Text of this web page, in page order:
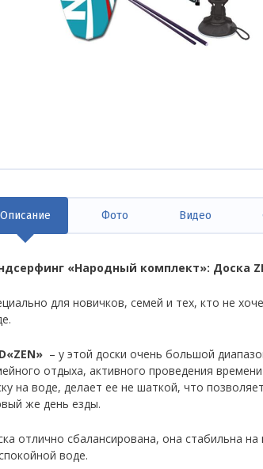
Описание
(активная
вкладка)
Фото Видео
«Народный комплект»: Доска
для новичков, семей и тех, кто не
– у этой доски очень большой
отдыха, активного проведения
на воде, делает ее не шаткой, что
же день езды.
отлично сбалансирована, она стабильна
воде.